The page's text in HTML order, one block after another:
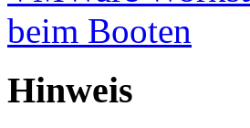
beim Booten
Hinweis